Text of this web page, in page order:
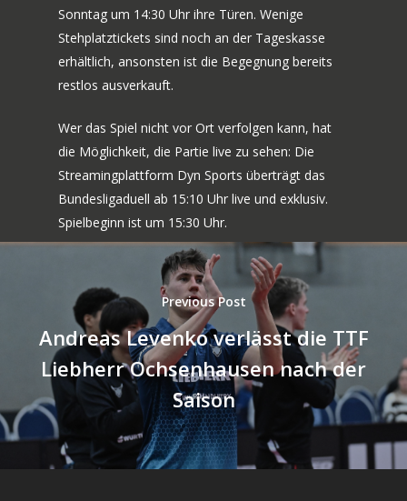
Sonntag um 14:30 Uhr ihre Türen. Wenige
Stehplatztickets sind noch an der Tageskasse
erhältlich, ansonsten ist die Begegnung bereits
restlos ausverkauft.
Wer das Spiel nicht vor Ort verfolgen kann, hat
die Möglichkeit, die Partie live zu sehen: Die
Streamingplattform Dyn Sports überträgt das
Bundesligaduell ab 15:10 Uhr live und exklusiv.
Spielbeginn ist um 15:30 Uhr.
Previous Post
Andreas Levenko verlässt die TTF
Liebherr Ochsenhausen nach der
Saison